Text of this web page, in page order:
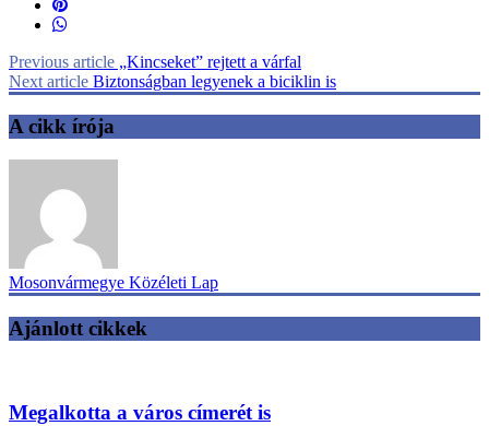
Previous article „Kincseket” rejtett a várfal
Next article Biztonságban legyenek a biciklin is
A cikk írója
Mosonvármegye Közéleti Lap
Ajánlott cikkek
Megalkotta a város címerét is